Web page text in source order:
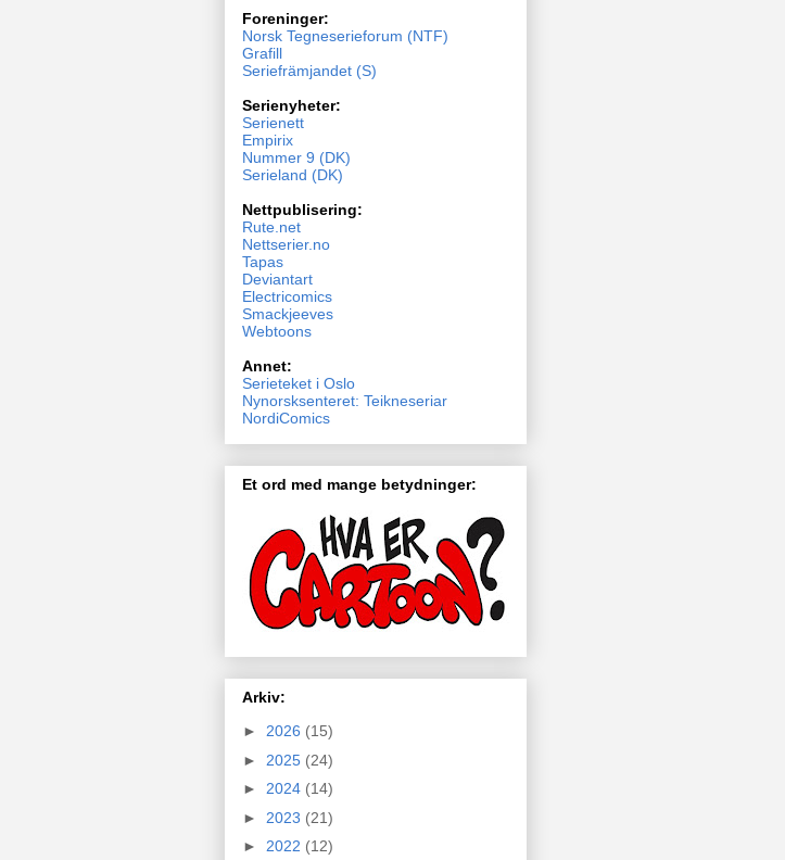
Foreninger:
Norsk Tegneserieforum (NTF)
Grafill
Seriefrämjandet (S)
Serienyheter:
Serienett
Empirix
Nummer 9 (DK)
Serieland (DK)
Nettpublisering:
Rute.net
Nettserier.no
Tapas
Deviantart
Electricomics
Smackjeeves
Webtoons
Annet:
Serieteket i Oslo
Nynorsksenteret: Teikneseriar
NordiComics
Et ord med mange betydninger:
Arkiv:
► 2026 (15)
► 2025 (24)
► 2024 (14)
► 2023 (21)
► 2022 (12)